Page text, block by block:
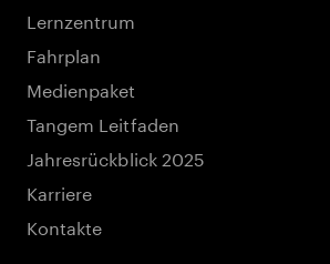
Lernzentrum
Fahrplan
Medienpaket
Tangem Leitfaden
Jahresrückblick 2025
Karriere
Kontakte